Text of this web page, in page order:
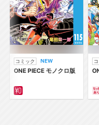
コミック
ONE PIECE モノクロ版